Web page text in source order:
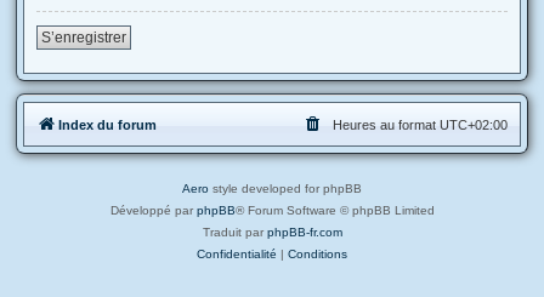
S’enregistrer
Index du forum Heures au format UTC+02:00
Aero style developed for phpBB
Développé par phpBB® Forum Software © phpBB Limited
Traduit par phpBB-fr.com
Confidentialité | Conditions